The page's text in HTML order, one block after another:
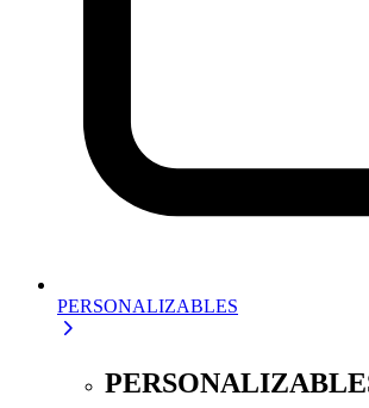
PERSONALIZABLES